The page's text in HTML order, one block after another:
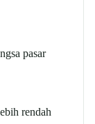
pasar
rendah